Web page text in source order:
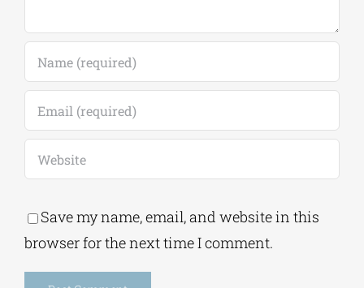
Save my name, email, and website in this